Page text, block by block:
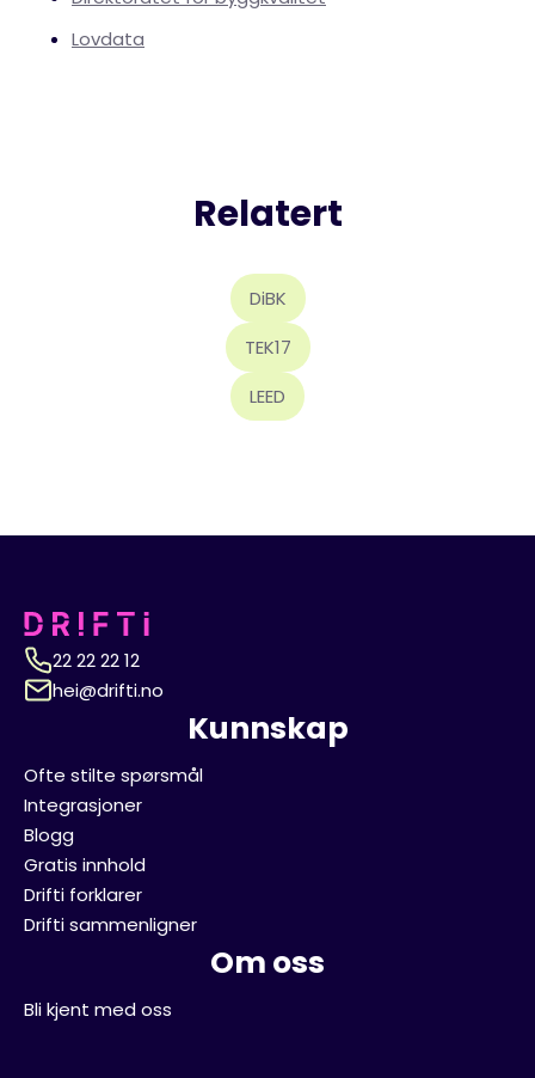
Lovdata
Relatert
DiBK
TEK17
LEED
22 22 22 12
hei@drifti.no
Kunnskap
Ofte stilte spørsmål
Integrasjoner
Blogg
Gratis innhold
Drifti forklarer
Drifti sammenligner
Om oss
Bli kjent med oss